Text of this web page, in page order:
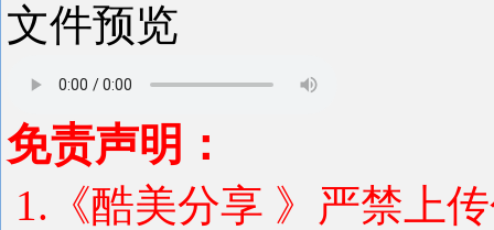
文件预览
免责声明：
1.《酷美分享 》严禁上